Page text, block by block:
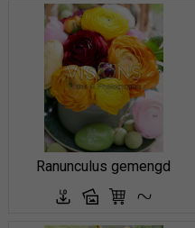
Ranunculus gemengd